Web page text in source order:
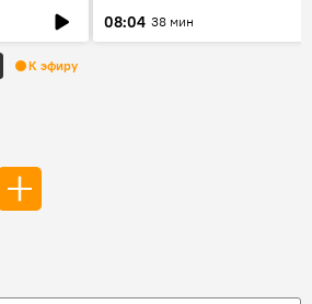
08:04 38 мин
К эфиру